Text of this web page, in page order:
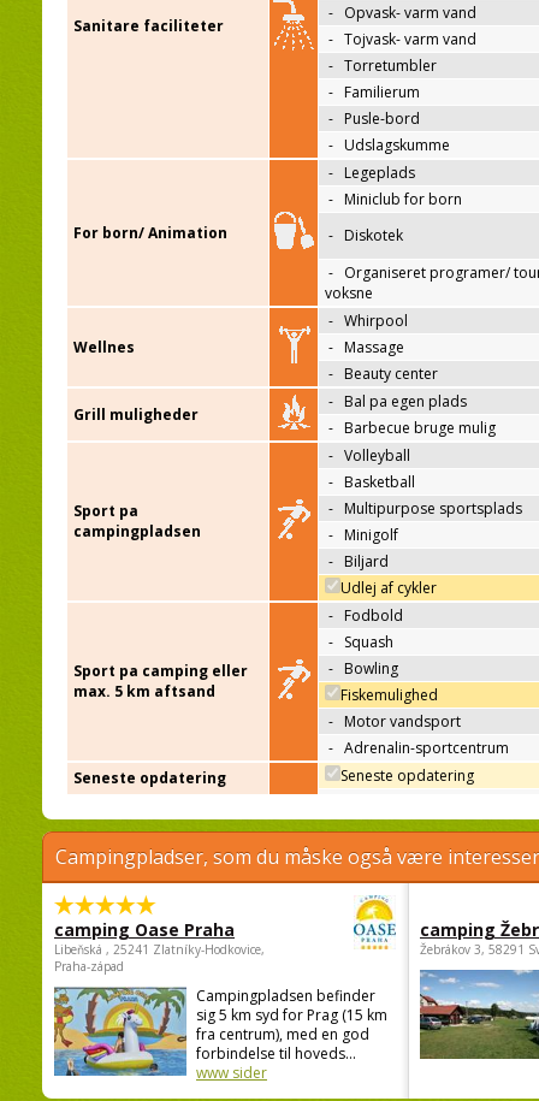
Sanitare faciliteter
- Opvask- varm vand
- Tojvask- varm vand
- Torretumbler
- Familierum
- Pusle-bord
- Udslagskumme
For born/ Animation
- Legeplads
- Miniclub for born
- Diskotek
- Organiseret programer/
voksne
Wellnes
- Whirpool
- Massage
- Beauty center
Grill muligheder
- Bal pa egen plads
- Barbecue bruge mulig
Sport pa
campingpladsen
- Volleyball
- Basketball
- Multipurpose sportsplads
- Minigolf
- Biljard
Udlej af cykler
Sport pa camping eller
max. 5 km aftsand
- Fodbold
- Squash
- Bowling
Fiskemulighed
- Motor vandsport
- Adrenalin-sportcentrum
Seneste opdatering
Seneste opdatering
Campingpladser, som du måske også være
camping Oase Praha
Libeňská , 25241 Zlatníky-Hodkovice,
Praha-západ
Campingpladsen befinder
sig 5 km syd for Prag (15 km
fra centrum), med en god
forbindelse til hoveds...
www sider
camping
Žebrákov 3, 58291